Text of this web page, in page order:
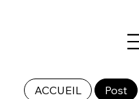
ACCUEIL Post